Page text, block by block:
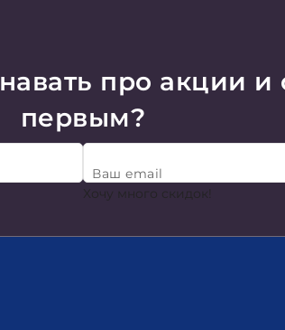
про акции и
первым?
Ваш email
Хочу много скидок!